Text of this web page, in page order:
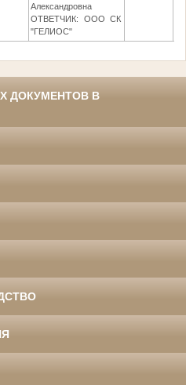
Александровна
ОТВЕТЧИК: ООО СК
"ГЕЛИОС"
ДОКУМЕНТОВ В